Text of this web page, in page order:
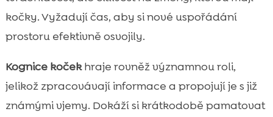
kočky. Vyžadují čas, aby si nové uspořádání
prostoru efektivně osvojily.
Kognice kočekhraje rovněž významnou roli,
jelikož zpracovávají informace a propojují je s již
známými vjemy. Dokáží si krátkodobě pamatovat